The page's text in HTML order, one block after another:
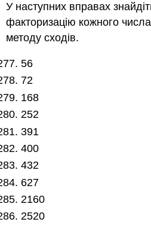
У наступних вправах
факторизацію кожного
методу сходів.
56
72
168
252
391
400
432
627
2160
2520